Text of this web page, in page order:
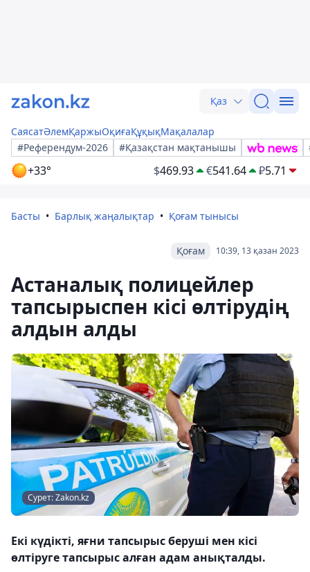
Қаз
СаясатӘлемҚаржыОқиғаҚұқықМақалалар
#Референдум-2026
#Қазақстан мақтанышы
+33° $469.93 €541.64 ₽5.71
Басты Барлық жаңалықтар Қоғам тынысы
10:39, 13 қазан 2023
Қоғам
Астаналық полицейлер
тапсырыспен кісі өлтірудің
алдын алды
Сурет: Zakon.kz
Екі күдікті, яғни тапсырыс беруші мен кісі
өлтіруге тапсырыс алған адам анықталды.